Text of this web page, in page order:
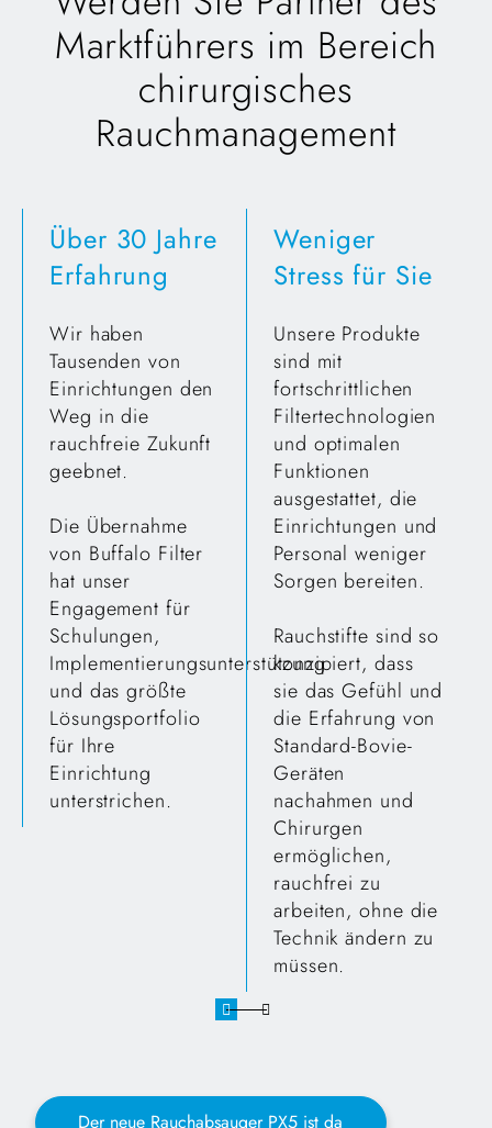
Marktführers im Bereich
chirurgisches
Rauchmanagement
Über 30 Jahre
Erfahrung
Wir haben
Tausenden von
Einrichtungen den
Weg in die
rauchfreie Zukunft
geebnet.
Die Übernahme
von Buffalo Filter
hat unser
Engagement für
Schulungen,
Implementierungsunterstützung
und das größte
Lösungsportfolio
für Ihre
Einrichtung
unterstrichen.
Weniger
Stress für Sie
Unsere Produkte
sind mit
fortschrittlichen
Filtertechnologien
und optimalen
Funktionen
ausgestattet, die
Einrichtungen und
Personal weniger
Sorgen bereiten.
Rauchstifte sind so
konzipiert, dass
sie das Gefühl und
die Erfahrung von
Standard-Bovie-
Geräten
nachahmen und
Chirurgen
ermöglichen,
rauchfrei zu
arbeiten, ohne die
Technik ändern zu
müssen.
Der neue Rauchabsauger PX5 ist da